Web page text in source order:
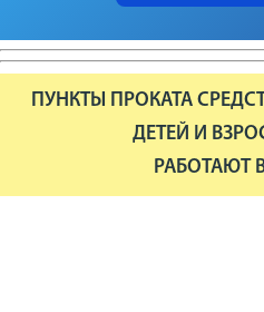
ПУНКТЫ ПРОКАТА
ДЕТЕЙ И
РАБОТАЮТ